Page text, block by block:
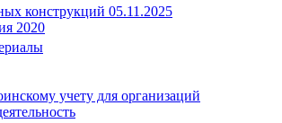
конструкций 05.11.2025
2020
учету для организаций